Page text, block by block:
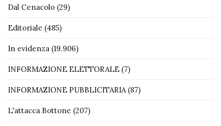
Dal Cenacolo (29)
Editoriale (485)
In evidenza (19.906)
INFORMAZIONE ELETTORALE (7)
INFORMAZIONE PUBBLICITARIA(87)
L'attacca Bottone (207)